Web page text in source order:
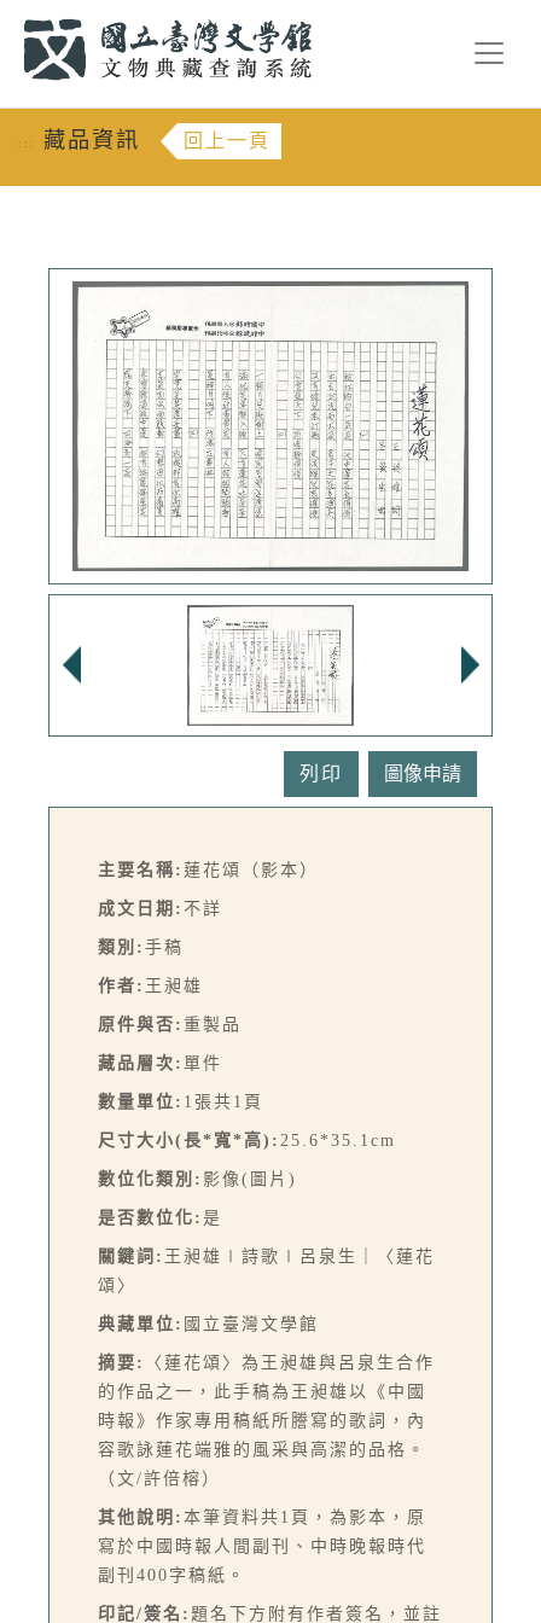
::: 藏品資訊 回上一頁
列印
主要名稱: 蓮花頌（影本）
成文日期: 不詳
類別: 手稿
作者: 王昶雄
原件與否: 重製品
藏品層次: 單件
數量單位: 1張共1頁
尺寸大小(長*寬*高): 25.6*35.1cm
數位化類別: 影像(圖片)
是否數位化: 是
關鍵詞: 王昶雄∣詩歌∣呂泉生｜〈蓮花
頌〉
典藏單位: 國立臺灣文學館
摘要:
〈蓮花頌〉為王昶雄與呂泉生合作
的作品之一，此手稿為王昶雄以《中國
時報》作家專用稿紙所謄寫的歌詞，內
容歌詠蓮花端雅的風采與高潔的品格。
（文/許倍榕）
其他說明: 本筆資料共1頁，為影本，原
寫於中國時報人間副刊、中時晚報時代
副刊400字稿紙。
印記/簽名: 題名下方附有作者簽名，並註